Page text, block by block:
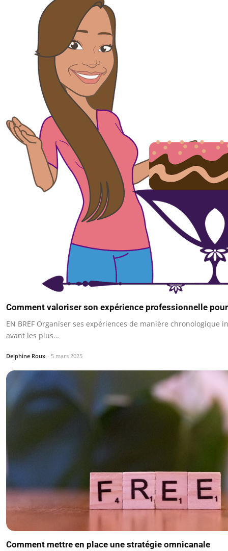
Comment valoriser son expérience professionnelle
EN BREF Organiser ses expériences de manière chronologique
avant les plus…
Delphine Roux 5 mars 2025
Comment mettre en place une stratégie omnicanale